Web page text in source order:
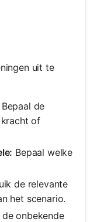
uit te
Bepaal de
of
Bepaal welke
de relevante
het scenario.
onbekende